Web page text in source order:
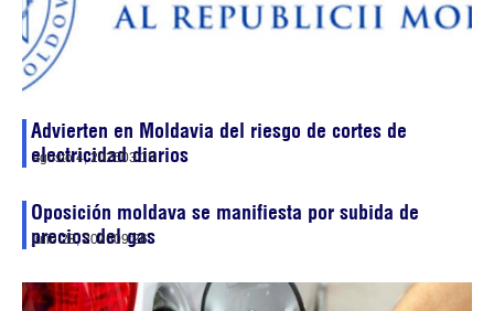
Advierten en Moldavia del riesgo de cortes de
electricidad diarios
agosto 4, 202603:15
Oposición moldava se manifiesta por subida de
precios del gas
julio 28, 202609:26